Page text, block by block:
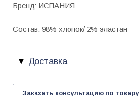
Бренд: ИСПАНИЯ
Состав: 98% хлопок/ 2% эластан
Доставка
Заказать консультацию по товару